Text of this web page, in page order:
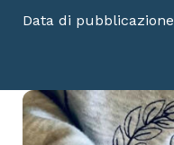
Data di